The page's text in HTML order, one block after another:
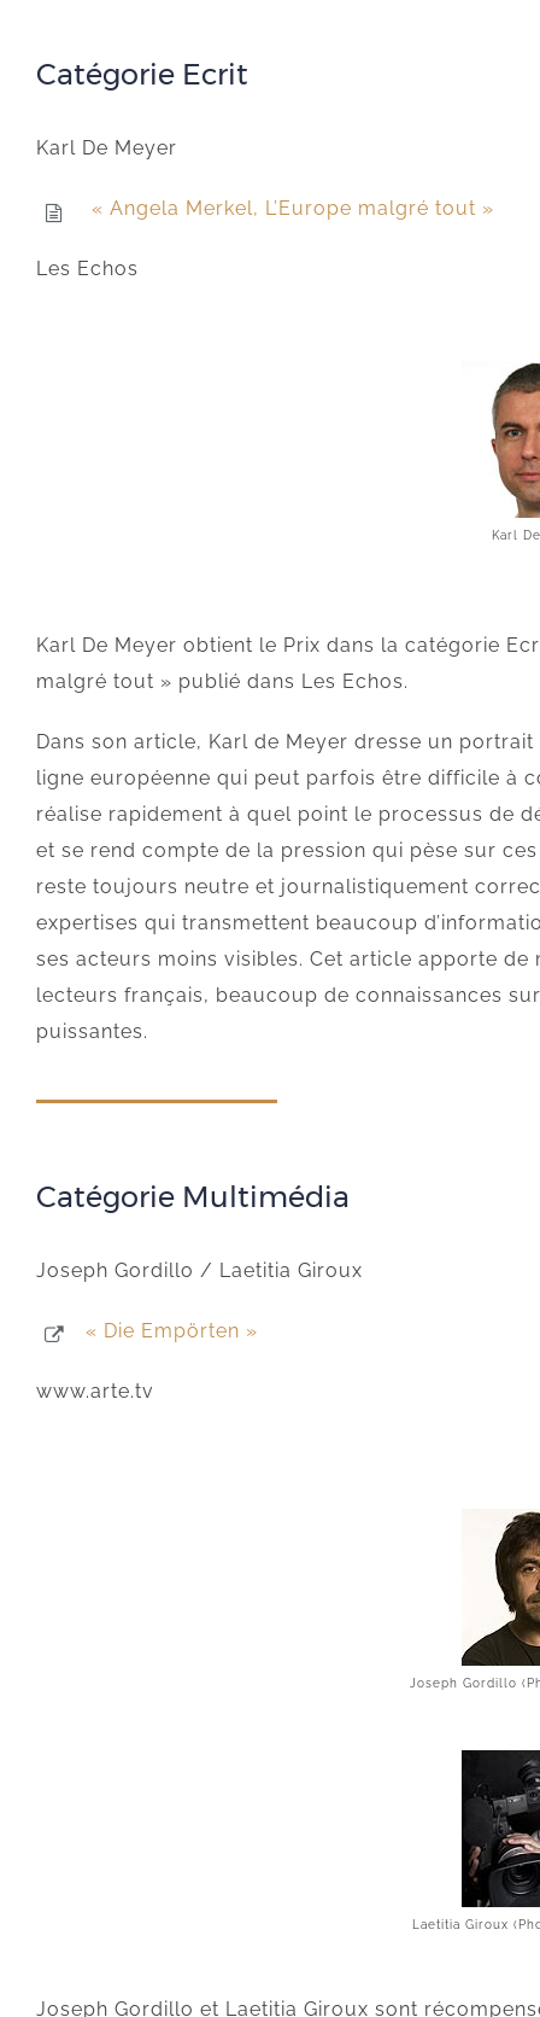
Catégorie Ecrit
Karl De Meyer
« Angela Merkel, L’Europe malgré tout »
Les Echos
Karl
Karl De Meyer obtient le Prix dans la catégorie
malgré tout » publié dans Les Echos.
Dans son article, Karl de Meyer dresse un
ligne européenne qui peut parfois être difficile à
réalise rapidement à quel point le processus de
et se rend compte de la pression qui pèse sur
reste toujours neutre et journalistiquement
expertises qui transmettent beaucoup
ses acteurs moins visibles. Cet article apporte
lecteurs français, beaucoup de connaissances
puissantes.
Catégorie Multimédia
Joseph Gordillo / Laetitia Giroux
« Die Empörten »
www.arte.tv
Joseph Gordillo
Laetitia Giroux
Joseph Gordillo et Laetitia Giroux sont